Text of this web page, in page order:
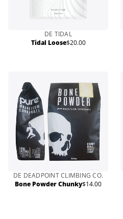
DE TIDAL
Tidal LoosePrix
$20.00
DE DEADPOINT CLIMBING CO.
Bone Powder ChunkyPrix
$14.00